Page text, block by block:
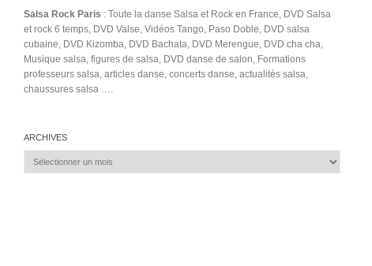
Salsa Rock Paris : Toute la danse Salsa et Rock en France, DVD Salsa
et rock 6 temps, DVD Valse, Vidéos Tango, Paso Doble, DVD salsa
cubaine, DVD Kizomba, DVD Bachata, DVD Merengue, DVD cha cha,
Musique salsa, figures de salsa, DVD danse de salon, Formations
professeurs salsa, articles danse, concerts danse, actualités salsa,
chaussures salsa ….
ARCHIVES
Archives